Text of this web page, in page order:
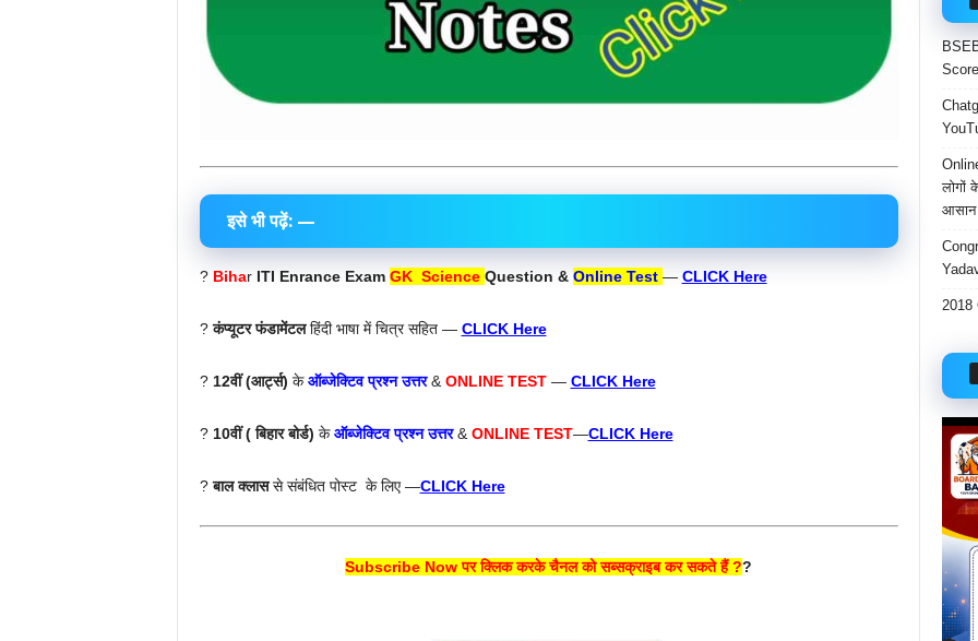
इसे भी पढ़ें: —
?Bihar ITI Enrance Exam GK Science Question & Online Test — CLICK Here
?कंप्यूटर फंडामेंटलहिंदी भाषा में चित्र सहित — CLICK Here
?12वीं (आर्ट्स) केऑब्जेक्टिव प्रश्न उत्तर & ONLINE TEST— CLICK Here
? 10वीं ( बिहार बोर्ड) केऑब्जेक्टिव प्रश्न उत्तर& ONLINE TEST—CLICK Here
?बाल क्लाससे संबंधित पोस्ट के लिए —CLICK Here
Subscribe Now पर क्लिक करके चैनल को सब्सक्राइब कर सकते हैं ??
लोगों
आसान
2018